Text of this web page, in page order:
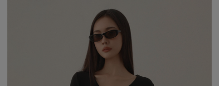
身高170cm／胸圍Bust：79cm
腰圍Waist：60cm／臀圍hips：90cm